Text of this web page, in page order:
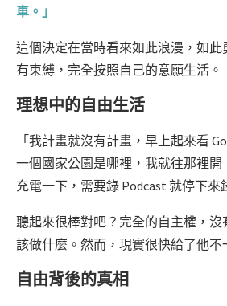
車。」
這個決定在當時看來如此浪漫，如此
有束縛，完全按照自己的意願生活。
理想中的自由生活
「我計畫就沒有計畫，早上起來看
一個國家公園是哪裡，我就往那裡
充電一下，需要錄 Podcast 就停下來
聽起來很棒對吧？完全的自主權，
該做什麼。然而，現實很快給了他不
自由背後的真相